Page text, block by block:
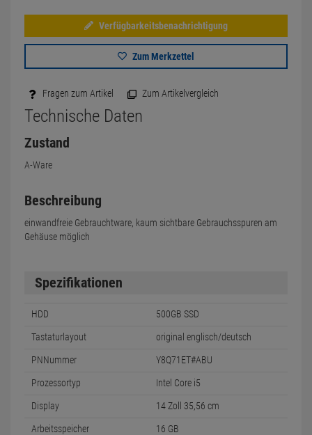
Verfügbarkeitsbenachrichtigung
Zum Merkzettel
Fragen zum Artikel Zum Artikelvergleich
Technische Daten
Zustand
A-Ware
Beschreibung
einwandfreie Gebrauchtware, kaum sichtbare Gebrauchsspuren am
Gehäuse möglich
Spezifikationen
HDD 500GB SSD
Tastaturlayout original englisch/deutsch
PNNummer Y8Q71ET#ABU
Prozessortyp Intel Core i5
Display 14 Zoll 35,56 cm
Arbeitsspeicher 16 GB